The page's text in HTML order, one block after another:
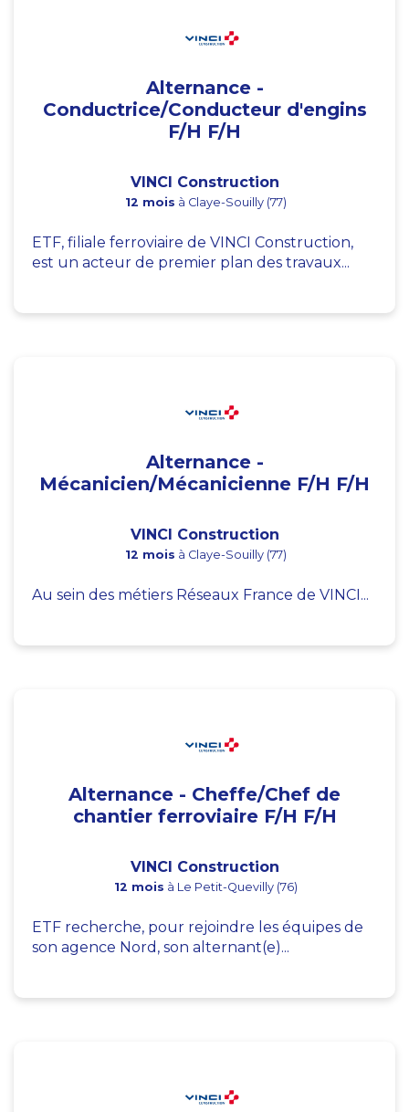
Alternance -
Conductrice/Conducteur d'engins
F/H F/H
VINCI Construction
12 mois à Claye-Souilly (77)
ETF, filiale ferroviaire de VINCI Construction,
est un acteur de premier plan des travaux...
Alternance -
Mécanicien/Mécanicienne F/H F/H
VINCI Construction
12 mois à Claye-Souilly (77)
Au sein des métiers Réseaux France de VINCI...
Alternance - Cheffe/Chef de
chantier ferroviaire F/H F/H
VINCI Construction
12 mois à Le Petit-Quevilly (76)
ETF recherche, pour rejoindre les équipes de
son agence Nord, son alternant(e)...